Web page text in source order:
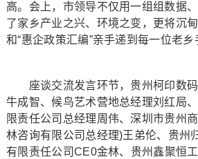
高。会上，市领导不仅用一组组数据
了家乡产业之兴、环境之变，更将沉
和“惠企政策汇编”亲手递到每一位老乡
座谈交流发言环节，贵州柯印数码
牛成智、候鸟艺术营地总经理刘红局
限责任公司总经理周伟、深圳市贵州
林咨询有限公司总经理)王弟伦、贵州
有限责任公司CE0金林、贵州鑫聚恒